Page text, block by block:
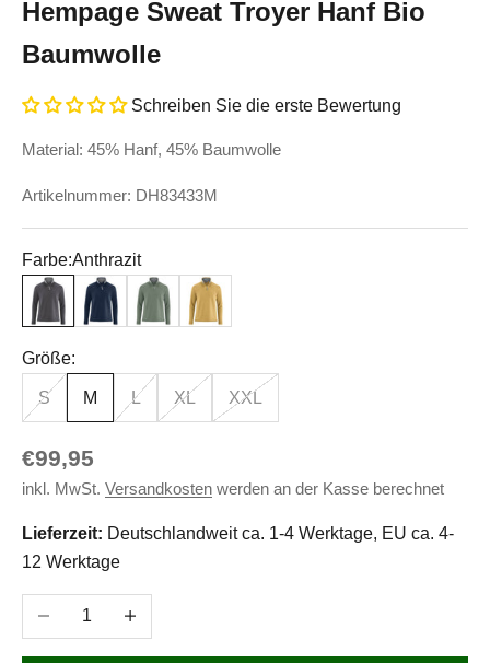
Hempage Sweat Troyer Hanf Bio
Baumwolle
Schreiben Sie die erste Bewertung
Material: 45% Hanf, 45% Baumwolle
Artikelnummer: DH83433M
Farbe:Anthrazit
AnthrazitNavy ThymianDijon
Größe:
S M L XL XXL
Angebot
€99,95
inkl. MwSt. Versandkosten werden an der Kasse berechnet
Lieferzeit: Deutschlandweit ca. 1-4 Werktage, EU ca. 4-
12 Werktage
Anzahl verringernAnzahl erhöhen